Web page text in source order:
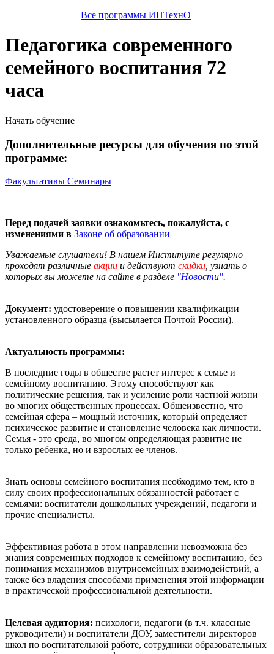
Все программы ИНТехнО
Педагогика современного
семейного воспитания 72
часа
Начать обучение
Дополнительные ресурсы для обучения по этой
программе:
Факультативы Семинары
Перед подачей заявки ознакомьтесь, пожалуйста, с
изменениями в Законе об образовании
Уважаемые слушатели! В нашем Институте регулярно
проходят различные акции и действуют скидки , узнать о
которых вы можете на сайте в разделе "Новости".
Документ: удостоверение о повышении квалификации
установленного образца (высылается Почтой России).
Актуальность программы:
В последние годы в обществе растет интерес к семье и
семейному воспитанию. Этому способствуют как
политические решения, так и усиление роли частной жизни
во многих общественных процессах. Общеизвестно, что
семейная сфера – мощный источник, который определяет
психическое развитие и становление человека как личности.
Семья - это среда, во многом определяющая развитие не
только ребенка, но и взрослых ее членов.
Знать основы семейного воспитания необходимо тем, кто в
силу своих профессиональных обязанностей работает с
семьями: воспитатели дошкольных учреждений, педагоги и
прочие специалисты.
Эффективная работа в этом направлении невозможна без
знания современных подходов к семейному воспитанию, без
понимания механизмов внутрисемейных взаимодействий, а
также без владения способами применения этой информации
в практической профессиональной деятельности.
Целевая аудитория: психологи, педагоги (в т.ч. классные
руководители) и воспитатели ДОУ, заместители директоров
школ по воспитательной работе, сотрудники образовательных